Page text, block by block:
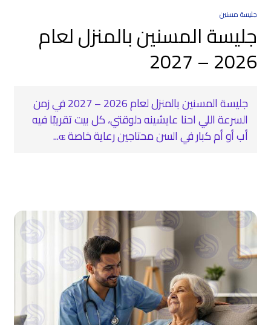
جليسة مسنين
جليسة المسنين بالمنزل لعام
2026 – 2027
جليسة المسنين بالمنزل لعام 2026 – 2027 في زمن
السرعة اللي احنا عايشينه دلوقتي، كل بيت تقريبًا فيه
أب أو أم كبار في السن محتاجين رعاية خاصة ɶ...